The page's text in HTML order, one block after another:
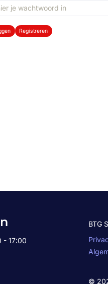
Registreren
- 17:00
BTG
©